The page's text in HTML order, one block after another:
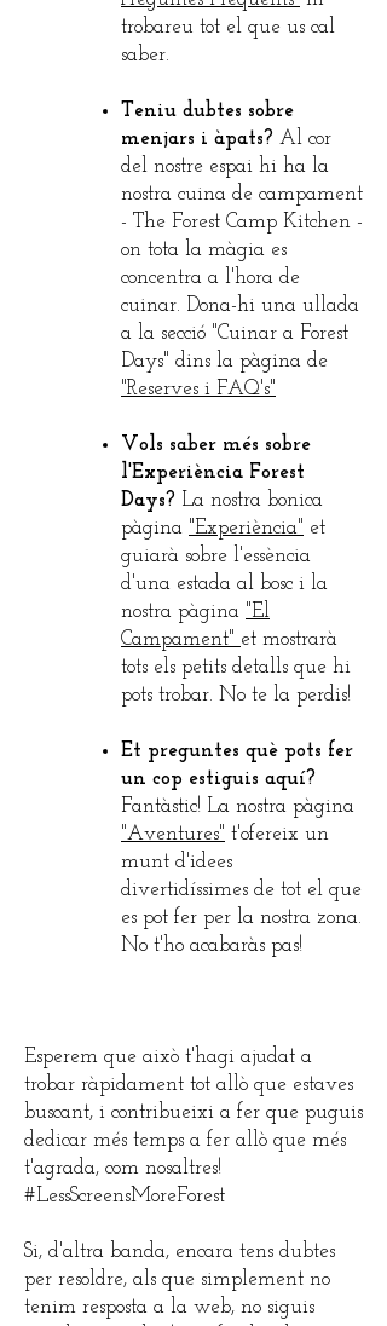
trobareu tot el que us cal
saber.
Teniu dubtes sobre
menjars i àpats? Al cor
del nostre espai hi ha la
nostra cuina de campament
- The Forest Camp Kitchen -
on tota la màgia es
concentra a l'hora de
cuinar. Dona-hi una ullada
a la secció "Cuinar a Forest
Days" dins la pàgina de
"Reserves i FAQ's"
Vols saber més sobre
l'Experiència Forest
Days? La nostra bonica
pàgina "Experiència" et
guiarà sobre l'essència
d'una estada al bosc i la
nostra pàgina "El
Campament" et mostrarà
tots els petits detalls que hi
pots trobar. No te la perdis!
Et preguntes què pots fer
un cop estiguis aquí?
Fantàstic! La nostra pàgina
"Aventures" t'ofereix un
munt d'idees
divertidíssimes de tot el que
es pot fer per la nostra zona.
No t'ho acabaràs pas!
Esperem que això t'hagi ajudat a
trobar ràpidament tot allò que estaves
buscant, i contribueixi a fer que puguis
dedicar més temps a fer allò que més
t'agrada, com nosaltres!
#LessScreensMoreForest
Si, d'altra banda, encara tens dubtes
per resoldre, als que simplement no
tenim resposta a la web, no siguis